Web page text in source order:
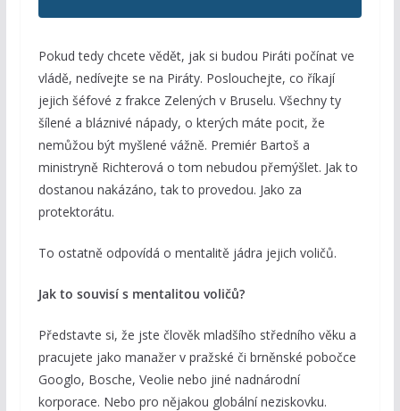
Pokud tedy chcete vědět, jak si budou Piráti počínat ve
vládě, nedívejte se na Piráty. Poslouchejte, co říkají
jejich šéfové z frakce Zelených v Bruselu. Všechny ty
šílené a bláznivé nápady, o kterých máte pocit, že
nemůžou být myšlené vážně. Premiér Bartoš a
ministryně Richterová o tom nebudou přemýšlet. Jak to
dostanou nakázáno, tak to provedou. Jako za
protektorátu.
To ostatně odpovídá o mentalitě jádra jejich voličů.
Jak to souvisí s mentalitou voličů?
Představte si, že jste člověk mladšího středního věku a
pracujete jako manažer v pražské či brněnské pobočce
Googlo, Bosche, Veolie nebo jiné nadnárodní
korporace. Nebo pro nějakou globální neziskovku.